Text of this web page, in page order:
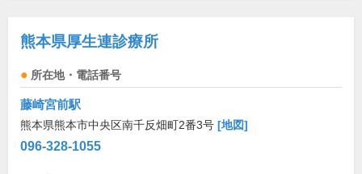
熊本県厚生連診療所
所在地・電話番号
藤崎宮前駅
熊本県熊本市中央区南千反畑町2番3号 [地図]
096-328-1055